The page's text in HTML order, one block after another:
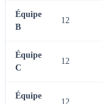
Équipe
B
12
Équipe
C
12
Équipe
12